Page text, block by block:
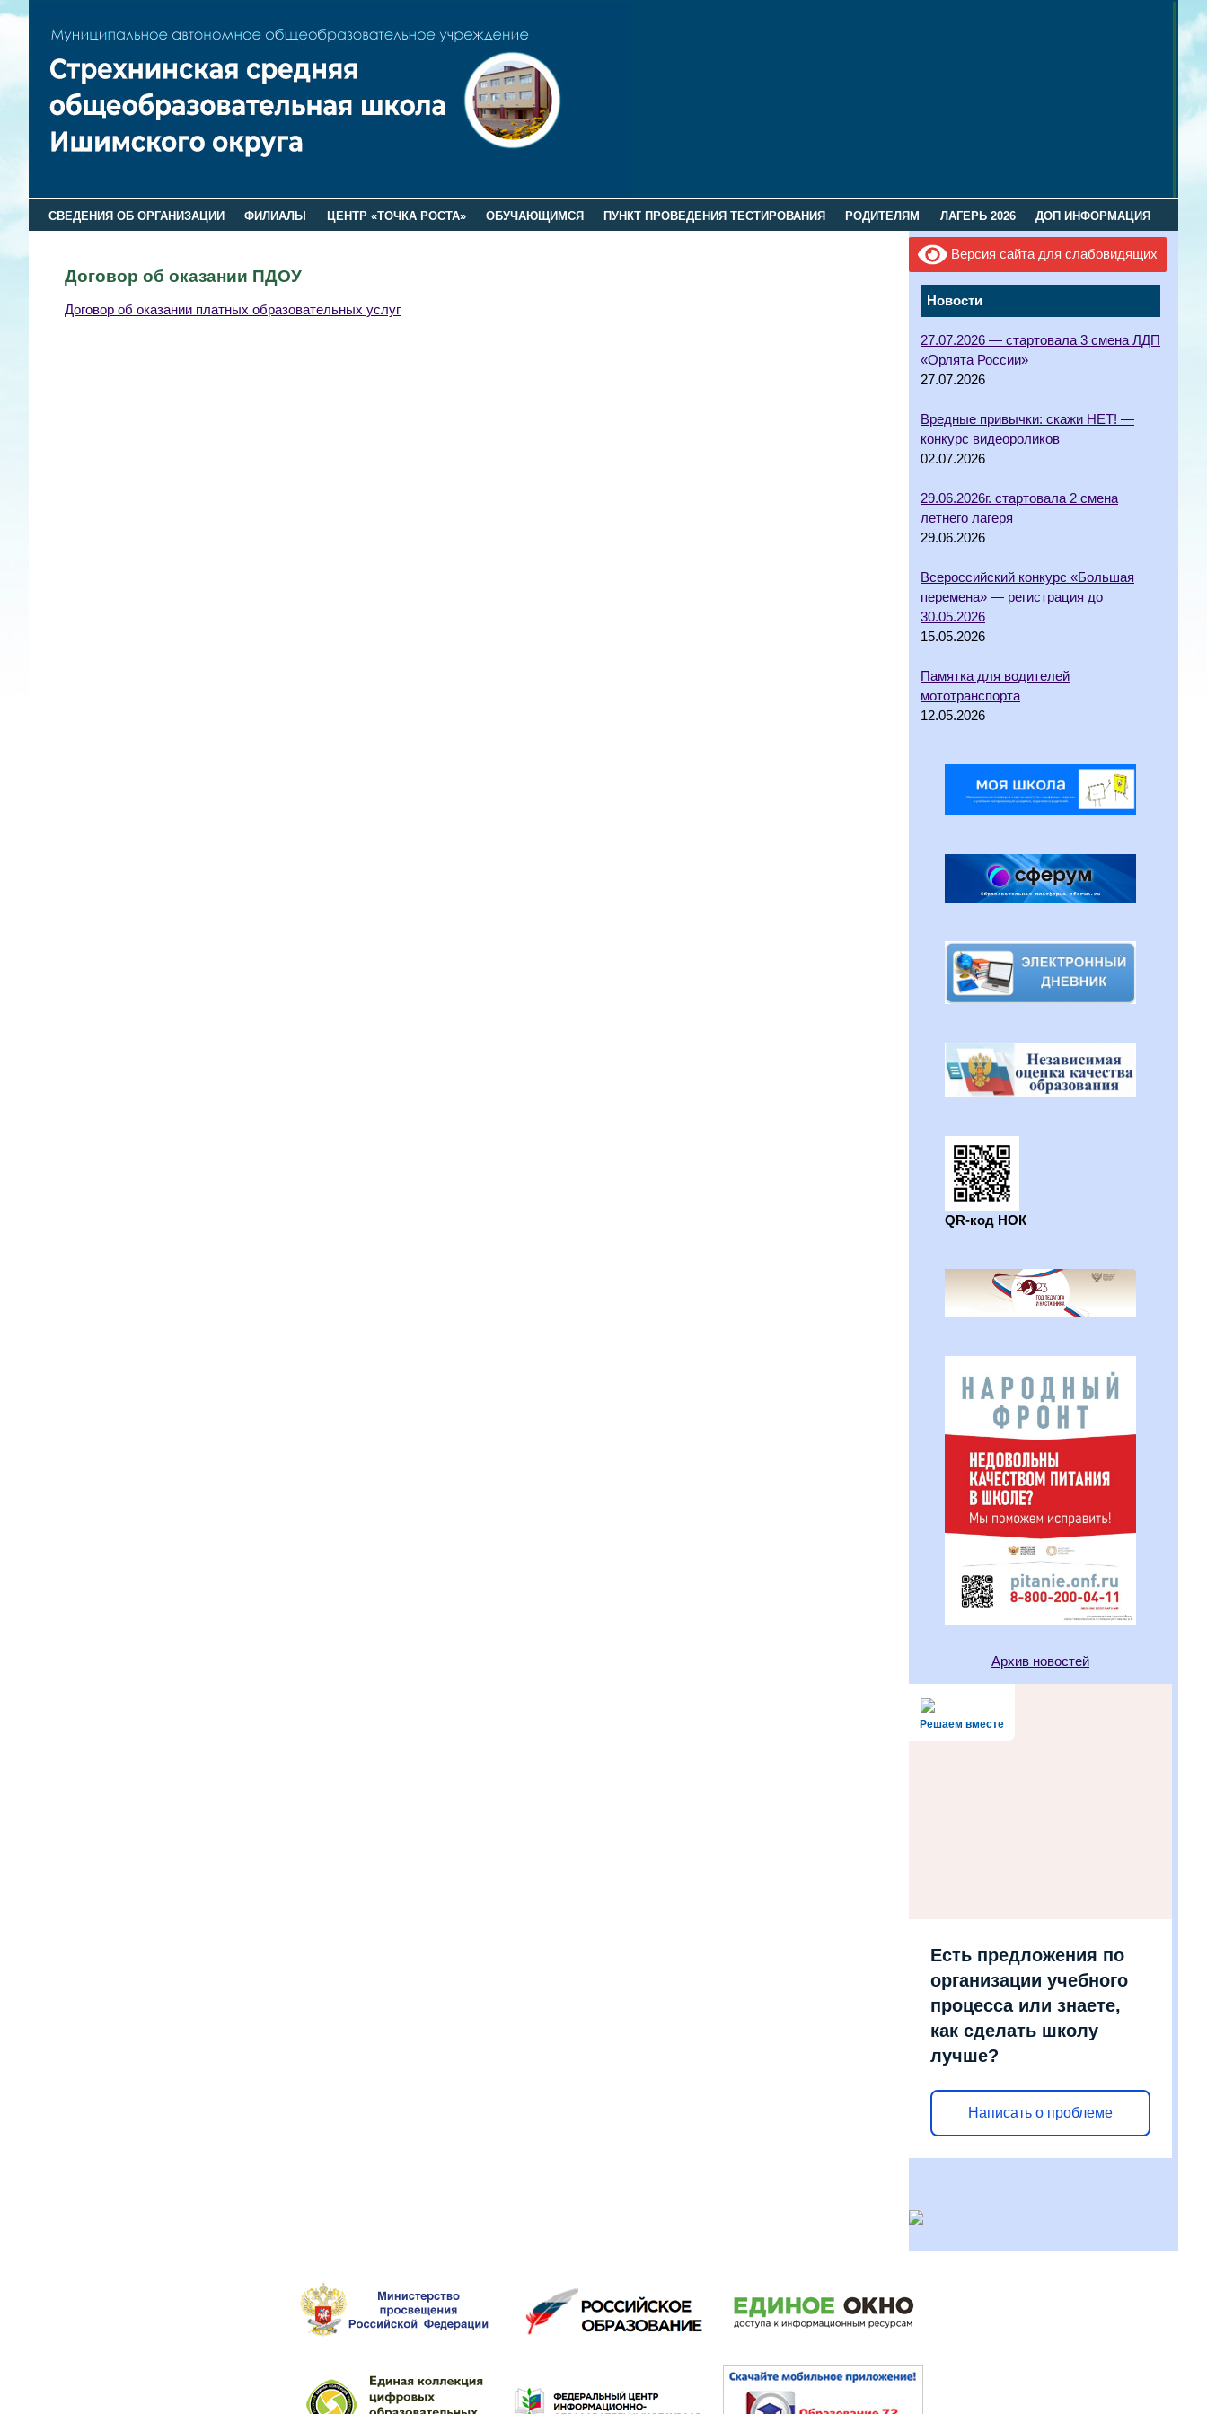
СВЕДЕНИЯ ОБ ОРГАНИЗАЦИИ ФИЛИАЛЫ ЦЕНТР «ТОЧКА РОСТА» ОБУЧАЮЩИМСЯ ПУНКТ ПРОВЕДЕНИЯ ТЕСТИРОВАНИЯ РОДИТЕЛЯМ ЛАГЕРЬ 2026 ДОП ИНФОРМАЦИЯ
Версия сайта для слабовидящих
Новости
27.07.2026 — стартовала 3 смена ЛДП
«Орлята России»
27.07.2026
Вредные привычки: скажи НЕТ! —
конкурс видеороликов
02.07.2026
29.06.2026г. стартовала 2 смена
летнего лагеря
29.06.2026
Всероссийский конкурс «Большая
перемена» — регистрация до
30.05.2026
15.05.2026
Памятка для водителей
мототранспорта
12.05.2026
QR-код НОК
Архив новостей
Решаем вместе
Есть предложения по
организации учебного
процесса или знаете,
как сделать школу
лучше?
Написать о проблеме
Договор об оказании ПДОУ
Договор об оказании платных образовательных услуг